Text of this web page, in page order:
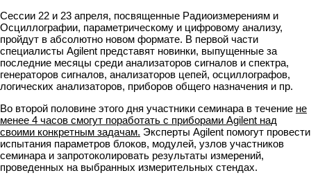
Сессии 22 и 23 апреля, посвященные Радиоизмерениям и
Осциллографии, параметрическому и цифровому анализу,
пройдут в абсолютно новом формате. В первой части
специалисты Agilent представят новинки, выпущенные за
последние месяцы среди анализаторов сигналов и спектра,
генераторов сигналов, анализаторов цепей, осциллографов,
логических анализаторов, приборов общего назначения и пр.
Во второй половине этого дня участники семинара в течение не
менее 4 часов смогут поработать с приборами Agilent над
своими конкретным задачам. Эксперты Agilent помогут провести
испытания параметров блоков, модулей, узлов участников
семинара и запротоколировать результаты измерений,
проведенных на выбранных измерительных стендах.